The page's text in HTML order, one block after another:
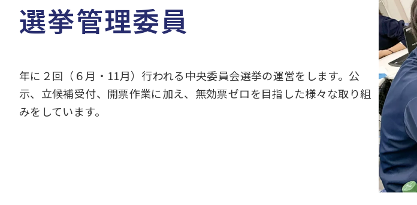
選挙管理委員
年に２回（６月・11月）行われる中央委員会選挙の運営をします。公
示、立候補受付、開票作業に加え、無効票ゼロを目指した様々な取り組
みをしています。